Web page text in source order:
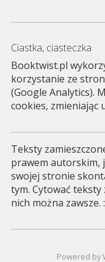
Ciastka, ciasteczka
Booktwist.pl
korzystanie ze
(Google Analytics).
cookies, zmieniając
Teksty
prawem autorskim,
swojej stronie
tym. Cytować teksty
nich można zawsze.
Powered by